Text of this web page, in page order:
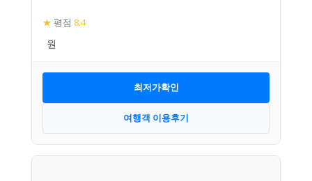
★ 평점 8.4
최저가확인
여행객 이용후기